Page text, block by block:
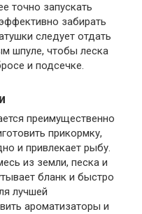
точно запускать
забирать
следует отдать
шпуле, чтобы леска
и подсечке.
преимущественно
прикормку,
и привлекает рыбу.
из земли, песка и
бланк и быстро
лучшей
ароматизаторы и